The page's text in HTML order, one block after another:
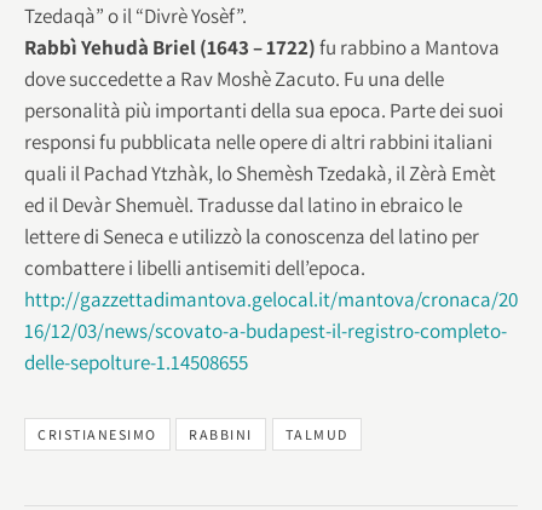
Tzedaqà” o il “Divrè Yosèf”.
Rabbì Yehudà Briel (1643 – 1722)fu rabbino a Mantova
dove succedette a Rav Moshè Zacuto. Fu una delle
personalità più importanti della sua epoca. Parte dei suoi
responsi fu pubblicata nelle opere di altri rabbini italiani
quali il Pachad Ytzhàk, lo Shemèsh Tzedakà, il Zèrà Emèt
ed il Devàr Shemuèl. Tradusse dal latino in ebraico le
lettere di Seneca e utilizzò la conoscenza del latino per
combattere i libelli antisemiti dell’epoca.
http://gazzettadimantova.gelocal.it/mantova/cronaca/20
16/12/03/news/scovato-a-budapest-il-registro-completo-
delle-sepolture-1.14508655
CRISTIANESIMO RABBINI TALMUD